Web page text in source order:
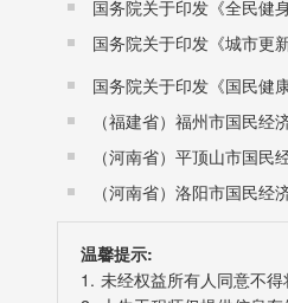
目入选省服务业重大
长型数字经济园区试
个;我县被评为国家级
构80处，养老床位达
瓜节，我县瓜菜菌影
(五)城乡面貌发生明
规划和4个美丽乡村
段、兴隆街东段、滨
极推进，东街三期A
温馨提示:
1. 未经权益所有人同意不得